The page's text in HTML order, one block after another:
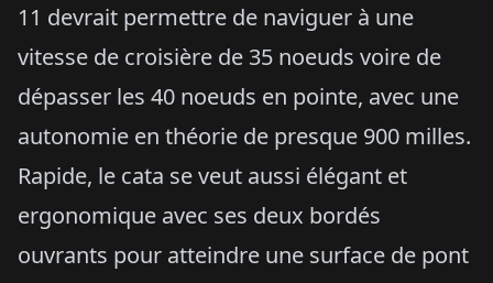
11 devrait permettre de naviguer à une
vitesse de croisière de 35 noeuds voire de
dépasser les 40 noeuds en pointe, avec une
autonomie en théorie de presque 900 milles.
Rapide, le cata se veut aussi élégant et
ergonomique avec ses deux bordés
ouvrants pour atteindre une surface de pont